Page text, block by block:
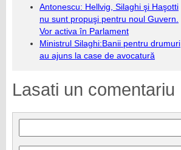
Antonescu: Hellvig, Silaghi şi Haşotti
nu sunt propuşi pentru noul Guvern.
Vor activa în Parlament
Ministrul Silaghi:Banii pentru drumuri
au ajuns la case de avocatură
Lasati un comentariu